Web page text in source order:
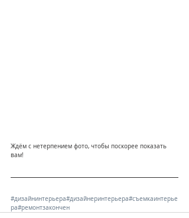
Ждём с нетерпением фото, чтобы поскорее показать
вам!
#дизайнинтерьера#дизайнеринтерьера#съемкаинтерье
ра#ремонтзакончен